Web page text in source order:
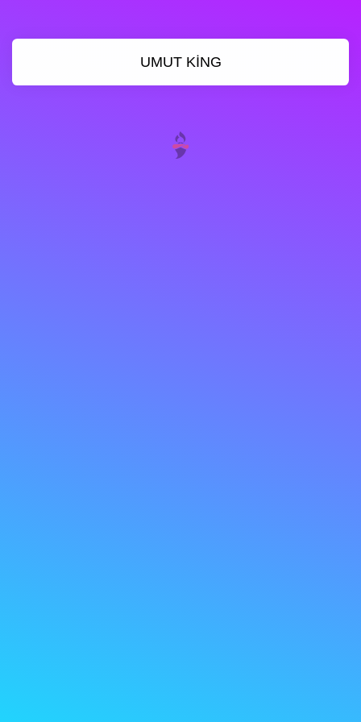
UMUT KİNG